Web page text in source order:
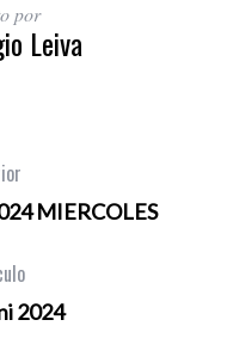
por
Leiva
MIERCOLES
2024